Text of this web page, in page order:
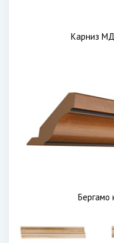
Карниз